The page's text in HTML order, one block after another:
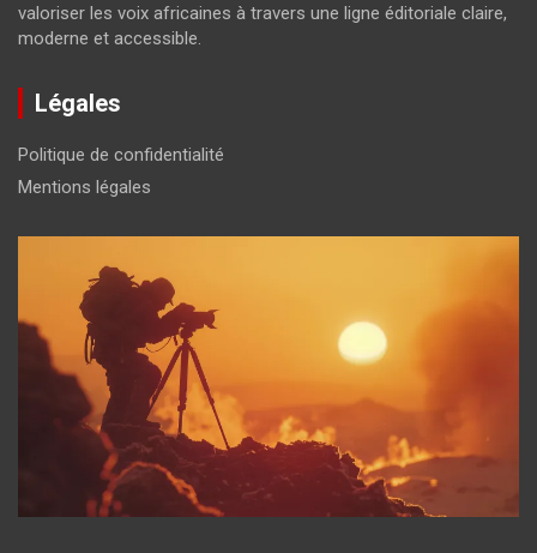
valoriser les voix africaines à travers une ligne éditoriale claire,
moderne et accessible.
Légales
Politique de confidentialité
Mentions légales